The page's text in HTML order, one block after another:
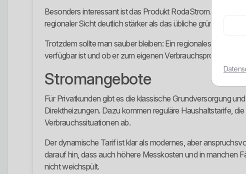
Besonders interessant ist das Produkt RodaStrom.regional.
regionaler Sicht deutlich stärker als das übliche grüne
Trotzdem sollte man sauber bleiben: Ein regionales oder
verfügbar ist und ob er zum eigenen Verbrauchsprofil passt.
Stromangebote
Für Privatkunden gibt es die klassische Grundversorgung
Direktheizungen. Dazu kommen reguläre Haushaltstarife,
Verbrauchssituationen ab.
Der dynamische Tarif ist klar als modernes, aber
darauf hin, dass auch höhere Messkosten und in manchen
nicht weichspült.